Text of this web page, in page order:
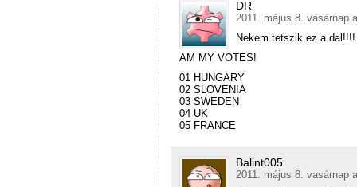
DR
2011. május 8. vasárnap
Nekem tetszik ez a dal!!!!
AM MY VOTES!
01 HUNGARY
02 SLOVENIA
03 SWEDEN
04 UK
05 FRANCE
Balint005
2011. május 8. vasárnap